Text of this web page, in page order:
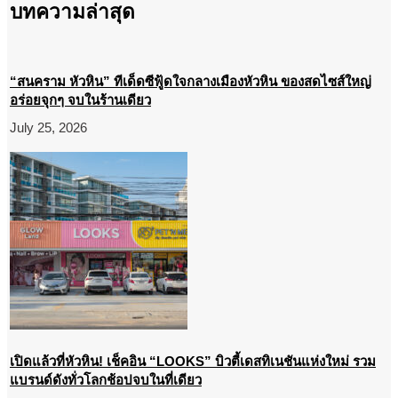
บทความล่าสุด
“สนคราม หัวหิน” ทีเด็ดซีฟู้ดใจกลางเมืองหัวหิน ของสดไซส์ใหญ่
อร่อยจุกๆ จบในร้านเดียว
July 25, 2026
เปิดแล้วที่หัวหิน! เช็คอิน “LOOKS” บิวตี้เดสทิเนชันแห่งใหม่ รวม
แบรนด์ดังทั่วโลกช้อปจบในที่เดียว